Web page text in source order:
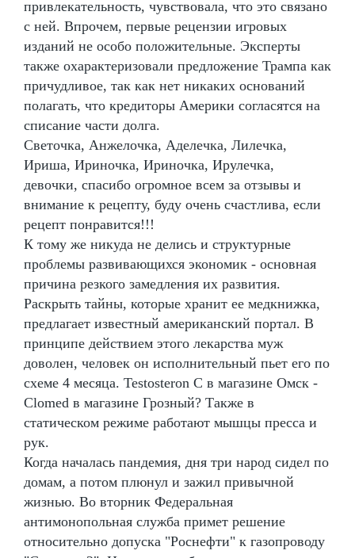
привлекательность, чувствовала, что это связано
с ней. Впрочем, первые рецензии игровых
изданий не особо положительные. Эксперты
также охарактеризовали предложение Трампа как
причудливое, так как нет никаких оснований
полагать, что кредиторы Америки согласятся на
списание части долга.
Светочка, Анжелочка, Аделечка, Лилечка,
Ириша, Ириночка, Ириночка, Ирулечка,
девочки, спасибо огромное всем за отзывы и
внимание к рецепту, буду очень счастлива, если
рецепт понравится!!!
К тому же никуда не делись и структурные
проблемы развивающихся экономик - основная
причина резкого замедления их развития.
Раскрыть тайны, которые хранит ее медкнижка,
предлагает известный американский портал. В
принципе действием этого лекарства муж
доволен, человек он исполнительный пьет его по
схеме 4 месяца. Testosteron C в магазине Омск -
Clomed в магазине Грозный? Также в
статическом режиме работают мышцы пресса и
рук.
Когда началась пандемия, дня три народ сидел по
домам, а потом плюнул и зажил привычной
жизнью. Во вторник Федеральная
антимонопольная служба примет решение
относительно допуска "Роснефти" к газопроводу